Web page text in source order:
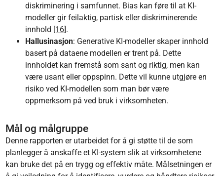
diskriminering i samfunnet. Bias kan føre til at KI-
modeller gir feilaktig, partisk eller diskriminerende
innhold [16].
Hallusinasjon: Generative KI-modeller skaper innhold
basert på dataene modellen er trent på. Dette
innholdet kan fremstå som sant og riktig, men kan
være usant eller oppspinn. Dette vil kunne utgjøre en
risiko ved KI-modellen som man bør være
oppmerksom på ved bruk i virksomheten.
Mål og målgruppe
Denne rapporten er utarbeidet for å gi støtte til de som
planlegger å anskaffe et KI-system slik at virksomhetene
kan bruke det på en trygg og effektiv måte. Målsetningen er